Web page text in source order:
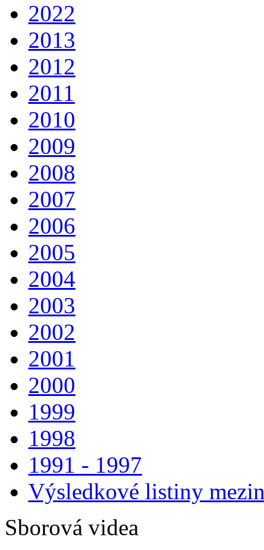
2022
2013
2012
2011
2010
2009
2008
2007
2006
2005
2004
2003
2002
2001
2000
1999
1998
1991 - 1997
Výsledkové listiny
Sborová videa